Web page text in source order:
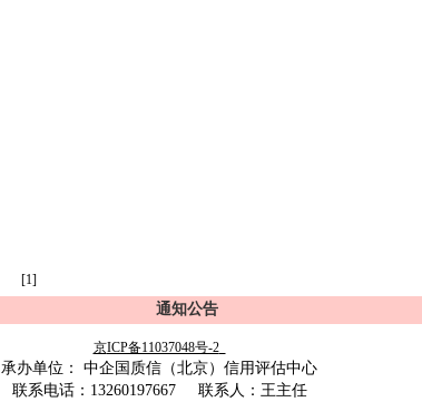
[1]
通知公告
京ICP备11037048号-2
承办单位：
中企国质信（北京）信用评估中心
联系电话： 13260197667     联系人：王主任